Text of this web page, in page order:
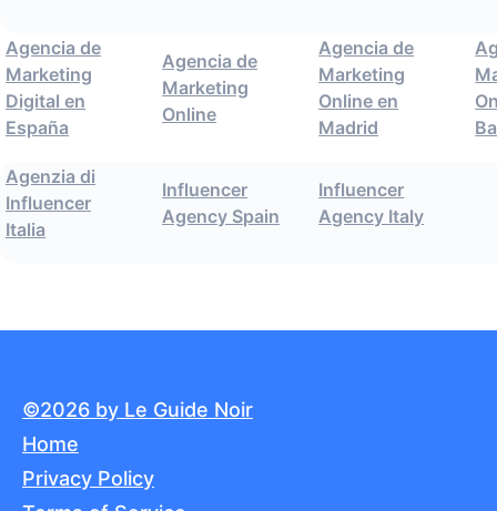
Agencia de
Marketing
Digital en
España
Agencia de
Marketing
Online
Agencia de
Marketing
Online en
Madrid
Agenzia di
Influencer
Italia
Influencer
Agency Spain
Influencer
Agency Italy
©2026 by Le Guide Noir
Home
Privacy Policy